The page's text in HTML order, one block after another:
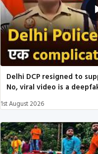
Delhi DCP resigned to
No, viral video is a
1st August 2026